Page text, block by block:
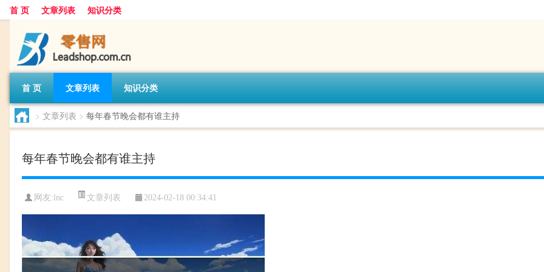
首 页 文章列表 知识分类
首 页 文章列表 知识分类
> 文章列表 > 每年春节晚会都有谁主持
每年春节晚会都有谁主持
网友: lnc 文章列表 2024-02-18 00:34:41